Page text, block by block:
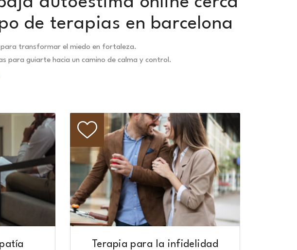
de terapias en barcelona
para transformar el miedo en fortaleza.
para guiarte hacia un camino de calma y control.
Terapia para la infidelidad